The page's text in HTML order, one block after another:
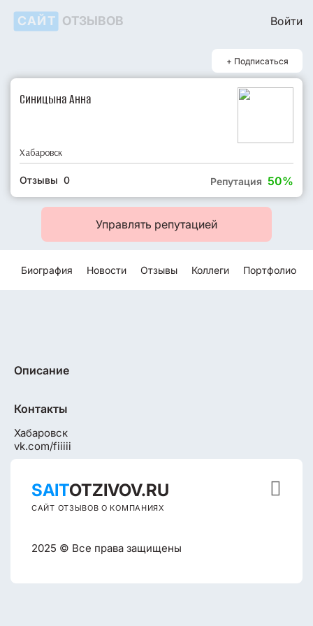
САЙТ ОТЗЫВОВ Войти
+ Подписаться
Синицына Анна
Хабаровск
Репутация 50%
Отзывы 0
Управлять репутацией
Биография Новости Отзывы Коллеги Портфолио
Описание
Контакты
Хабаровск
vk.com/fiiiii
SAITOTZIVOV.RU
САЙТ ОТЗЫВОВ О КОМПАНИЯХ
2025 © Все права защищены
